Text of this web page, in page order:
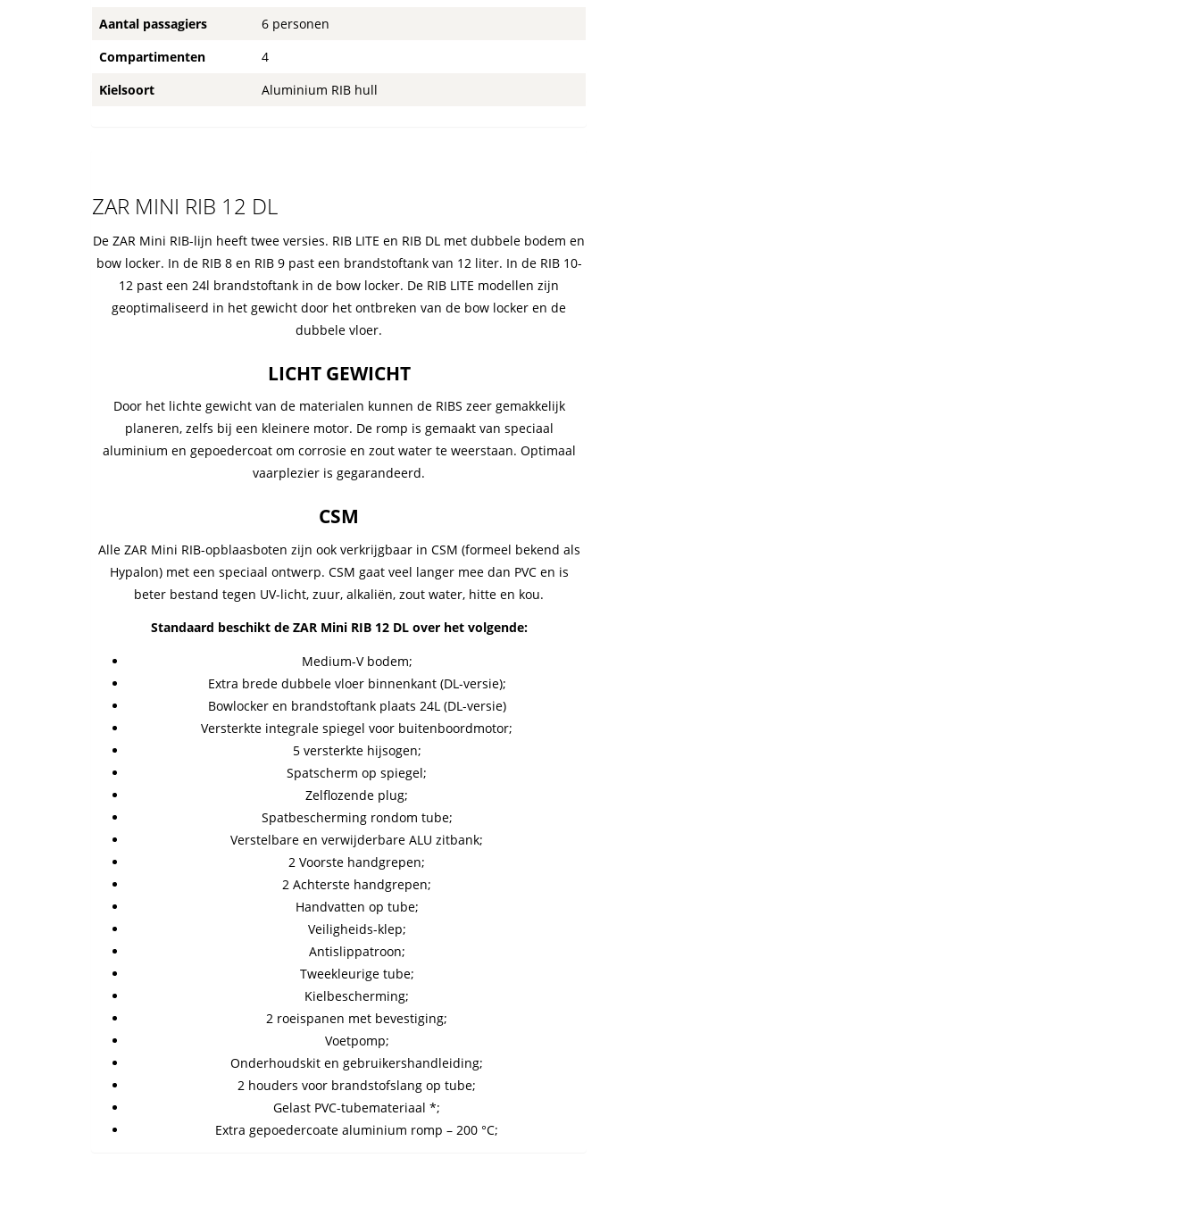
Aantal passagiers
6 personen
Compartimenten
4
Kielsoort
Aluminium RIB hull
ZAR MINI RIB 12 DL
De ZAR Mini RIB-lijn heeft twee versies. RIB LITE en RIB DL met dubbele bodem en
bow locker. In de RIB 8 en RIB 9 past een brandstoftank van 12 liter. In de RIB 10-
12 past een 24l brandstoftank in de bow locker. De RIB LITE modellen zijn
geoptimaliseerd in het gewicht door het ontbreken van de bow locker en de
dubbele vloer.
LICHT GEWICHT
Door het lichte gewicht van de materialen kunnen de RIBS zeer gemakkelijk
planeren, zelfs bij een kleinere motor. De romp is gemaakt van speciaal
aluminium en gepoedercoat om corrosie en zout water te weerstaan. Optimaal
vaarplezier is gegarandeerd.
CSM
Alle ZAR Mini RIB-opblaasboten zijn ook verkrijgbaar in CSM (formeel bekend als
Hypalon) met een speciaal ontwerp. CSM gaat veel langer mee dan PVC en is
beter bestand tegen UV-licht, zuur, alkaliën, zout water, hitte en kou.
Standaard beschikt de ZAR Mini RIB 12 DL over het volgende:
Medium-V bodem;
Extra brede dubbele vloer binnenkant (DL-versie);
Bowlocker en brandstoftank plaats 24L (DL-versie)
Versterkte integrale spiegel voor buitenboordmotor;
5 versterkte hijsogen;
Spatscherm op spiegel;
Zelflozende plug;
Spatbescherming rondom tube;
Verstelbare en verwijderbare ALU zitbank;
2 Voorste handgrepen;
2 Achterste handgrepen;
Handvatten op tube;
Veiligheids-klep;
Antislippatroon;
Tweekleurige tube;
Kielbescherming;
2 roeispanen met bevestiging;
Voetpomp;
Onderhoudskit en gebruikershandleiding;
2 houders voor brandstofslang op tube;
Gelast PVC-tubemateriaal *;
Extra gepoedercoate aluminium romp – 200 °C;